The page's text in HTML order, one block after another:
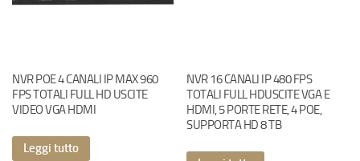
NVR POE 4 CANALI IP MAX 960
FPS TOTALI FULL HD USCITE
VIDEO VGA HDMI
Leggi tutto
NVR 16 CANALI IP 480 FPS
TOTALI FULL HDUSCITE VGA E
HDMI, 5 PORTE RETE, 4 POE,
SUPPORTA HD 8 TB